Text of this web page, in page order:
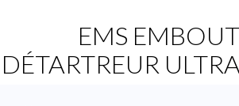
EMS
DÉTARTREUR